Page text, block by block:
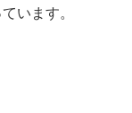
います。